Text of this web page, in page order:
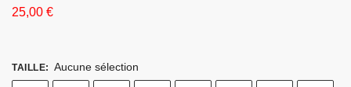
25,00 €
TAILLE: Aucune sélection